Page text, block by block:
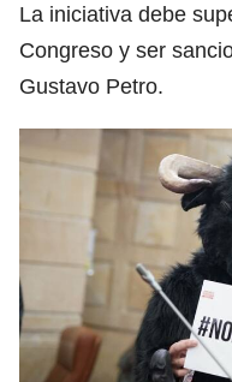
La iniciativa debe
Congreso y ser
Gustavo Petro.